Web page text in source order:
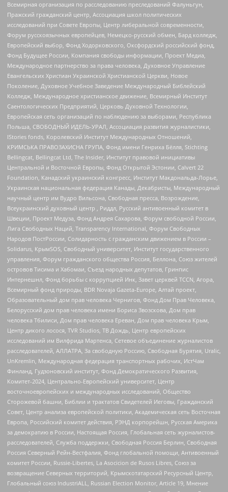
Всемирная организация по расследованию преследований Фалуньгун,
Пражский гражданский центр, Ассоциация школ политических
исследований при Совете Европы, Центр либеральной современности,
Форум русскоязычных европейцев, Немецко-русский обмен, Бард колледж,
Европейский выбор, Фонд Ходорковского, Оксфордский российский фонд,
Фонд Будущее России, Компания свободы информации, Проект Медиа,
Международное партнерство за права человека, Духовное Управление
Евангельских Христиан Украинской Христианской Церкви, Новое
Поколение, Духовное Учебное Заведение Международный Библейский
Колледж, Международное христианское движение, Всемирный Институт
Саентологических Предприятий, Церковь Духовной Технологии,
Европейская сеть организаций по наблюдению за выборами, Республика
Польша, СВОБОДНЫЙ ИДЕЛЬ-УРАЛ, Ассоциация развития журналистики,
IStories fonds, Королевский Институт Международных Отношений,
КРИМСЬКА ПРАВОЗАХИСНА ГРУПА, Фонд имени Генриха Бёлля, Stichting
Bellingcat, Bellingcat Ltd, The Insider, Институт правовой инициативы
Центральной и Восточной Европы, Фонд Открытой Эстонии, Calvert 22
Foundation, Канадский украинский конгресс, Институт Макдональда-Лорье,
Украинская национальная федерация Канады, Декабристы, Международный
научный центр им Вудро Вильсона, Свободная пресса, Возрождение,
Всеукраинский духовный центр , Риддл, Русский антивоенный комитет в
Швеции, Проект Медуза, Фонд Андрея Сахарова, Форум свободной России,
Лига Свободных Наций, Transparеncy International, Форум Свободных
Народов ПостРоссии, Солидарность с гражданским движением в России –
Solidarus, КрымSOS, Свободный университет, Институт государственного
управления, Форум гражданского общества Россия, Беллона, Союз жителей
островов Тисима и Хабомаи, Съезд народных депутатов, Гринпис
Интернешнл, Фонд борьбы с коррупцией Инк, Завет церквей TCCN, Агора,
Всемирный фонд природы, BDR Novaja Gazeta-Europe, Алтай проект,
Образовательный дом прав человека Чернигов, Фонд Дом Прав Человека,
Белорусский дом прав человека имени Бориса Звозскова, Дом прав
человека Тбилиси, Дом прав человека Ереван, Дом прав человека Крым,
Центр дикого лосося, TVR Studios, ТВ Дождь, Центр европейских
исследований им Вилфрида Мартенса, Сетевое объединение журналистов
расследователей, АЛЛАТРА, За свободную Россию, Свободная Бурятия, Uralic,
UnKremlin, Международная федерация транспортных рабочих, ИстЧам
Финланд, Гудзоновский институт, Фонд Демократического Развития,
Комитет-2024, Центрально-Европейский университет, Центр
восточноевропейских и международных исследований, Общество
Сторожевой башни, Библии и трактатов Свидетелей Иеговы, Гражданский
Совет, Центр анализа европейской политики, Академическая сеть Восточная
Европа, Российский комитет действия, РЭНД корпорейшн, Русская Америка
за демократию в России, Настоящая Россия, Глобальная сеть журналистов-
расследователей, Служба поддержки, Свободная Россия Берлин, Свободная
Россия Северный Рейн-Вестфалия, Фонд глобальной помощи, Антивоенный
комитет России, Russie-Libertes, La Asocicion de Rusos Libres, Союз за
возвращение Северных территорий, Крымскотатарский Ресурсный Центр,
Глобальный союз IndustriALL, Russian Election Monitor, Article 19, Мнение